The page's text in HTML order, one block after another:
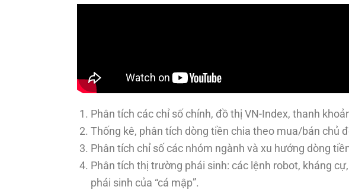
Phân tích các chỉ số chính, đồ thị VN-Index, thanh
Thống kê, phân tích dòng tiền chia theo mua/bán chủ
Phân tích chỉ số các nhóm ngành và xu hướng dòng
Phân tích thị trường phái sinh: các lệnh robot, kháng
phái sinh của “cá mập”.